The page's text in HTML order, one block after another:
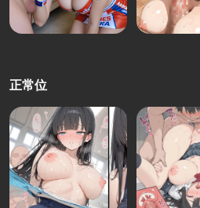
正常位